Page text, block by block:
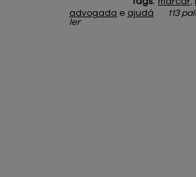
Tags: marcar,
advogada e ajudá 113
ler